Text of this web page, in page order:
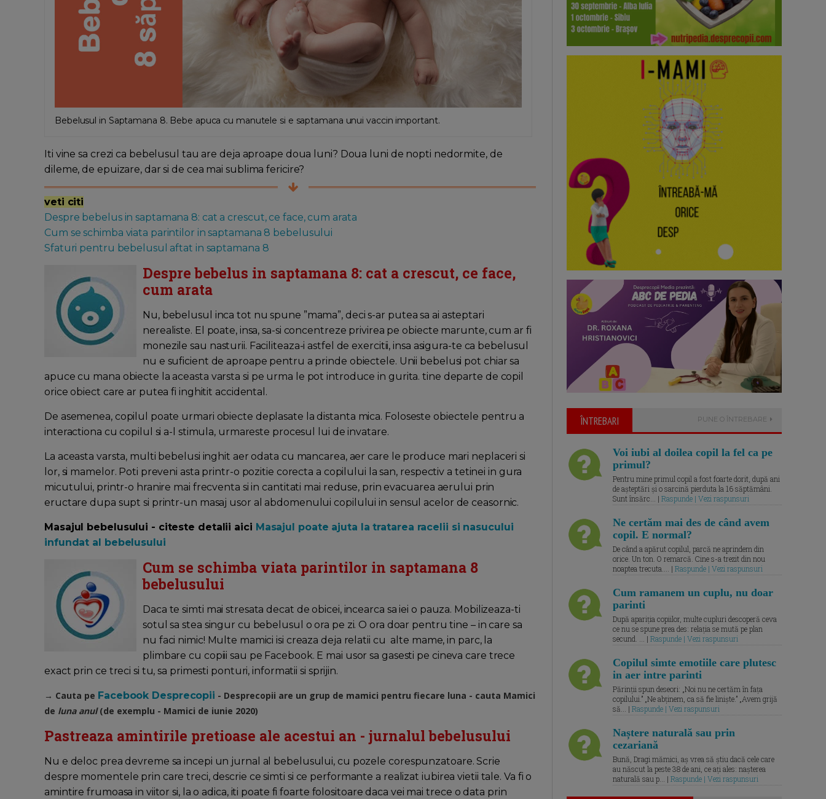
Bebelusul in Saptamana 8. Bebe apuca cu manutele si e saptamana unui vaccin important.
Iti vine sa crezi ca bebelusul tau are deja aproape doua luni? Doua luni de nopti nedormite, de
dileme, de epuizare, dar si de cea mai sublima fericire?
veti citi
Despre bebelus in saptamana 8: cat a crescut, ce face, cum arata
Cum se schimba viata parintilor in saptamana 8 bebelusului
Sfaturi pentru bebelusul aftat in saptamana 8
Despre bebelus in saptamana 8: cat a crescut, ce face,
cum arata
Nu, bebelusul inca tot nu spune ”mama”, deci s-ar putea sa ai asteptari
nerealiste. El poate, insa, sa-si concentreze privirea pe obiecte marunte, cum ar fi
monezile sau nasturii. Faciliteaza-i astfel de exercitii, insa asigura-te ca bebelusul
nu e suficient de aproape pentru a prinde obiectele. Unii bebelusi pot chiar sa
apuce cu mana obiecte la aceasta varsta si pe urma le pot introduce in gurita. tine departe de copil
orice obiect care ar putea fi inghitit accidental.
De asemenea, copilul poate urmari obiecte deplasate la distanta mica. Foloseste obiectele pentru a
interactiona cu copilul si a-l stimula, urmareste procesul lui de invatare.
La aceasta varsta, multi bebelusi inghit aer odata cu mancarea, aer care le produce mari neplaceri si
lor, si mamelor. Poti preveni asta printr-o pozitie corecta a copilului la san, respectiv a tetinei in gura
micutului, printr-o hranire mai frecventa si in cantitati mai reduse, prin evacuarea aerului prin
eructare dupa supt si printr-un masaj usor al abdomenului copilului in sensul acelor de ceasornic.
Masajul bebelusului - citeste detalii aici Masajul poate ajuta la tratarea racelii si nasucului
infundat al bebelusului
Cum se schimba viata parintilor in saptamana 8
bebelusului
Daca te simti mai stresata decat de obicei, incearca sa iei o pauza. Mobilizeaza-ti
sotul sa stea singur cu bebelusul o ora pe zi. O ora doar pentru tine – in care sa
nu faci nimic! Multe mamici isi creaza deja relatii cu alte mame, in parc, la
plimbare cu copiii sau pe Facebook. E mai usor sa gasesti pe cineva care trece
exact prin ce treci si tu, sa primesti ponturi, informatii si sprijin.
→ Cauta pe Facebook Desprecopii - Desprecopii are un grup de mamici pentru fiecare luna - cauta Mamici
de luna anul (de exemplu - Mamici de iunie 2020)
Pastreaza amintirile pretioase ale acestui an - jurnalul bebelusului
Nu e deloc prea devreme sa incepi un jurnal al bebelusului, cu pozele corespunzatoare. Scrie
despre momentele prin care treci, descrie ce simti si ce performante a realizat iubirea vietii tale. Va fi o
amintire frumoasa in viitor si, la o adica, iti poate fi foarte folositoare daca vei mai trece o data prin
ÎNTREBARI PUNE O ÎNTREBARE
Voi iubi al doilea copil la fel ca pe
primul?
Pentru mine primul copil a fost foarte dorit, după ani
de așteptări și o sarcină pierduta la 16 săptămâni.
Sunt însărc... | Raspunde | Vezi raspunsuri
Ne certăm mai des de când avem
copil. E normal?
De când a apărut copilul, parcă ne aprindem din
orice. Un ton. O remarcă. Cine s-a trezit din nou
noaptea trecuta.... | Raspunde | Vezi raspunsuri
Cum ramanem un cuplu, nu doar
parinti
După apariția copiilor, multe cupluri descoperă ceva
ce nu se spune prea des: relația se mută pe plan
secund. ... | Raspunde | Vezi raspunsuri
Copilul simte emotiile care plutesc
in aer intre parinti
Părinții spun deseori: „Noi nu ne certăm în fața
copilului.” „Ne abținem, ca să fie liniște.” „Avem grijă
să... | Raspunde | Vezi raspunsuri
Naștere naturală sau prin
cezariană
Bună, Dragi mămici, aș vrea să știu dacă cele care
au născut la peste 38 de ani, ce ați ales: nașterea
naturală sau p... | Raspunde | Vezi raspunsuri